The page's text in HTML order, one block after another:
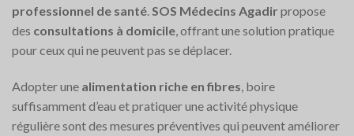
professionnel de santé.SOS Médecins Agadir propose
des consultations à domicile, offrant une solution pratique
pour ceux qui ne peuvent pas se déplacer.
Adopter une alimentation riche en fibres , boire
suffisamment d’eau et pratiquer une activité physique
régulière sont des mesures préventives qui peuvent améliorer